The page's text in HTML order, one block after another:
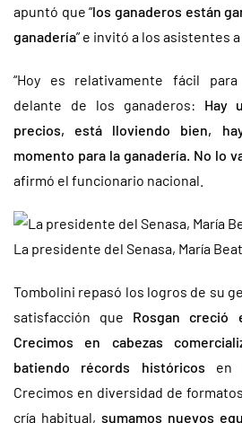
apuntó que “los ganaderos están
ganadería” e invitó a los asistentes a
“Hoy es relativamente fácil
delante de los ganaderos: Hay
precios, está lloviendo bien,
momento para la ganadería. No lo
afirmó el funcionario nacional.
La presidente del Senasa, María
Tombolini repasó los logros de su
satisfacción que Rosgan
Crecimos en cabezas
batiendo récords históricos en
Crecimos en diversidad de
cría habitual, sumamos nuevos